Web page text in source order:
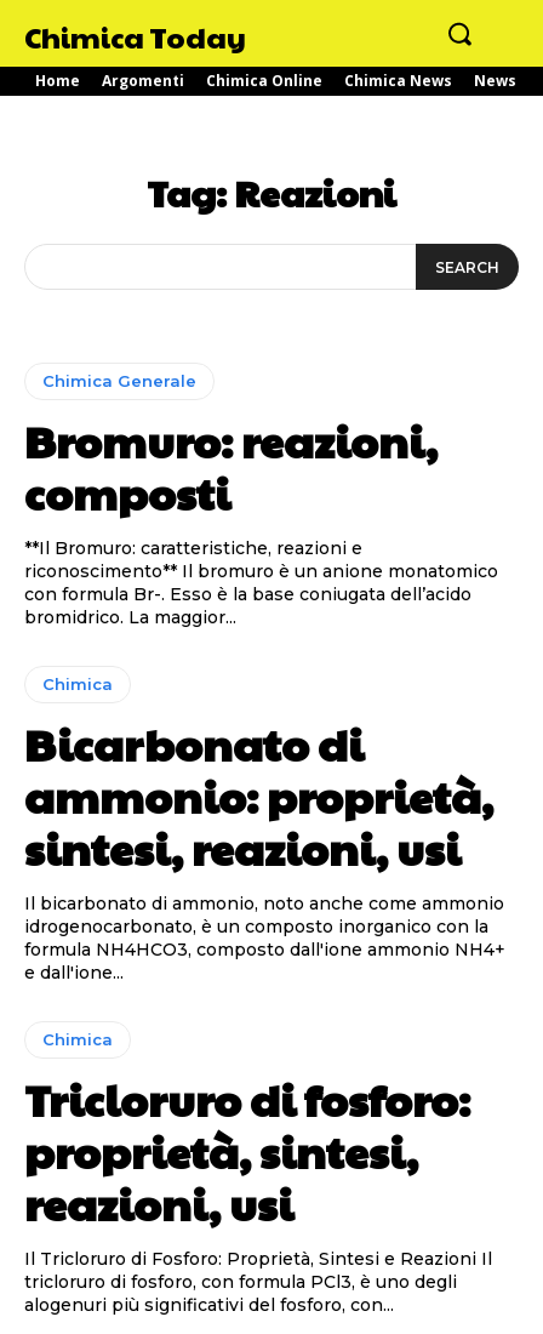
Chimica Today
Home Argomenti Chimica Online Chimica News News
Tag:Reazioni
SEARCH
Chimica Generale
Bromuro: reazioni,
composti
**Il Bromuro: caratteristiche, reazioni e
riconoscimento** Il bromuro è un anione monatomico
con formula Br-. Esso è la base coniugata dell’acido
bromidrico. La maggior...
Chimica
Bicarbonato di
ammonio: proprietà,
sintesi, reazioni, usi
Il bicarbonato di ammonio, noto anche come ammonio
idrogenocarbonato, è un composto inorganico con la
formula NH4HCO3, composto dall'ione ammonio NH4+
e dall'ione...
Chimica
Tricloruro di fosforo:
proprietà, sintesi,
reazioni, usi
Il Tricloruro di Fosforo: Proprietà, Sintesi e Reazioni Il
tricloruro di fosforo, con formula PCl3, è uno degli
alogenuri più significativi del fosforo, con...